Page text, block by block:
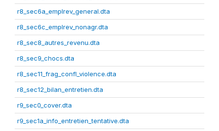
r8_sec6a_emplrev_general.dta
r8_sec6c_emplrev_nonagr.dta
r8_sec8_autres_revenu.dta
r8_sec9_chocs.dta
r8_sec11_frag_confl_violence.dta
r8_sec12_bilan_entretien.dta
r9_sec0_cover.dta
r9_sec1a_info_entretien_tentative.dta